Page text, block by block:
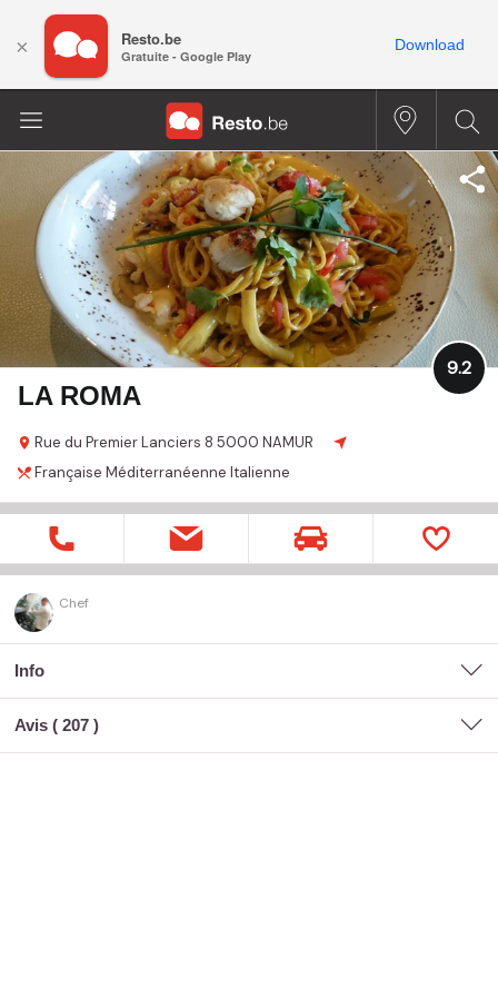
LA ROMA
Rue du Premier Lanciers 8 5000 NAMUR
9.2
Française Méditerranéenne Italienne
Chef
Info
Avis ( 207 )
× Resto.be
Gratuite - Google Play
Download